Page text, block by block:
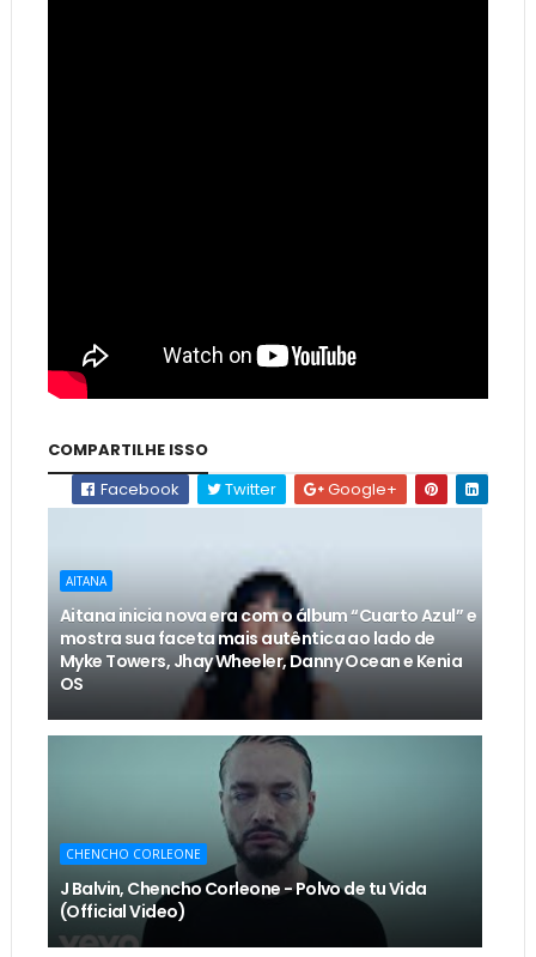
COMPARTILHE ISSO
Facebook
Twitter Google+
AITANA
Aitana inicia nova era com o álbum “Cuarto Azul” e
mostra sua faceta mais autêntica ao lado de
Myke Towers, Jhay Wheeler, Danny Ocean e Kenia
OS
CHENCHO CORLEONE
J Balvin, Chencho Corleone - Polvo de tu Vida
(Official Video)